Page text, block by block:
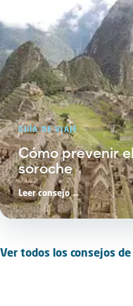
GUÍA DE VIAJE
Cómo prevenir
soroche
Leer consejo →
Ver todos los consejos